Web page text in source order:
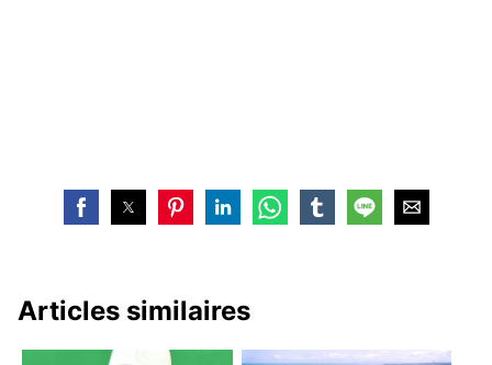
Articles similaires